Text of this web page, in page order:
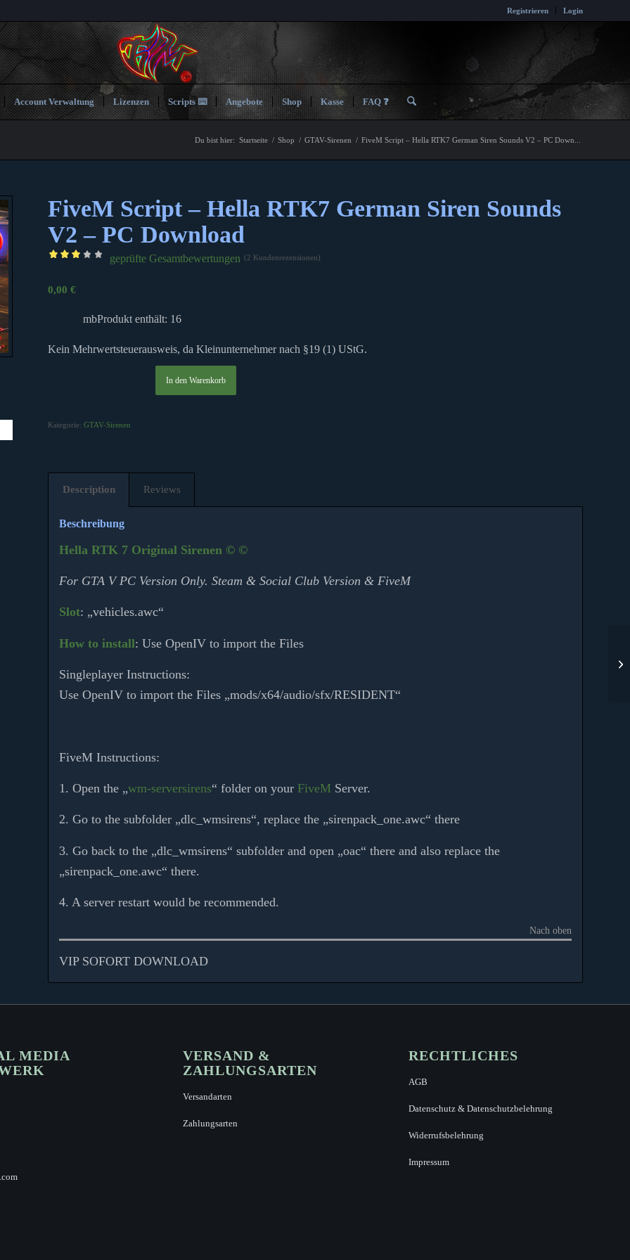
Registrieren Login
Account Verwaltung Lizenzen Scripts ⌨️ Angebote Shop Kasse FAQ ❓
Du bist hier: Startseite / Shop / GTAV-Sirenen / FiveM Script – Hella RTK7 German Siren Sounds V2 – PC Down...
FiveM Script – Hella RTK7 German Siren Sounds
V2 – PC Download
mit
basierend
geprüfte Gesamtbewertungen (2 Kundenrezensionen)
0,00€
Produkt enthält: 16
mb
Kein Mehrwertsteuerausweis, da Kleinunternehmer nach §19 (1) UStG.
In den Warenkorb
Kategorie:GTAV-Sirenen
Description Reviews
Beschreibung
Hella RTK 7 Original Sirenen © ©
For GTA V PC Version Only. Steam & Social Club Version & FiveM
Slot: „vehicles.awc“
How to install: Use OpenIV to import the Files
Singleplayer Instructions:
Use OpenIV to import the Files „mods/x64/audio/sfx/RESIDENT“
FiveM Instructions:
1. Open the „wm-serversirens“ folder on your FiveM Server.
2. Go to the subfolder „dlc_wmsirens“, replace the „sirenpack_one.awc“ there
3. Go back to the „dlc_wmsirens“ subfolder and open „oac“ there and also replace the
„sirenpack_one.awc“ there.
4. A server restart would be recommended.
Nach oben
VIP SOFORT DOWNLOAD
MEDIA
VERSAND &
ZAHLUNGSARTEN
Versandarten
Zahlungsarten
RECHTLICHES
AGB
Datenschutz & Datenschutzbelehrung
Widerrufsbelehrung
Impressum